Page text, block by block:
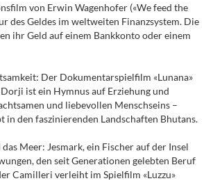
von Erwin Wagenhofer («We feed the
des Geldes im weltweiten Finanzsystem. Die
ihr Geld auf einem Bankkonto oder einem
Der Dokumentarspielfilm «Lunana»
ist ein Hymnus auf Erziehung und
und liebevollen Menschseins –
in den faszinierenden Landschaften Bhutans.
Meer: Jesmark, ein Fischer auf der Insel
den seit Generationen gelebten Beruf
Camilleri verleiht im Spielfilm «Luzzu»